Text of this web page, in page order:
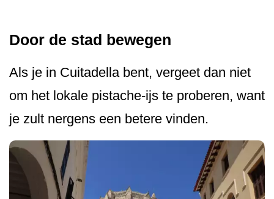
Door de stad bewegen
Als je in Cuitadella bent, vergeet dan niet
om het lokale pistache-ijs te proberen, want
je zult nergens een betere vinden.